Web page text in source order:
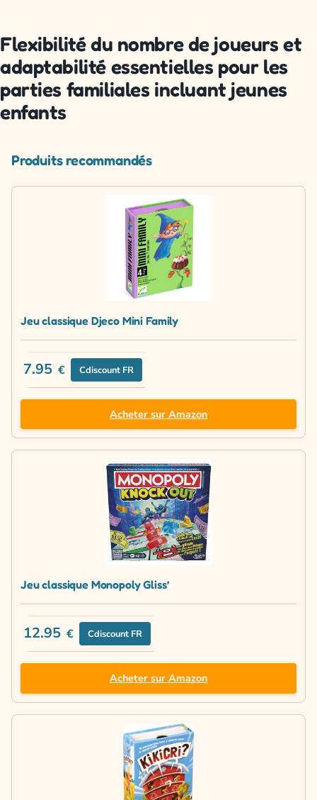
Flexibilité du nombre de joueurs et
adaptabilité essentielles pour les
parties familiales incluant jeunes
enfants
Produits recommandés
Jeu classique Djeco Mini Family
7.95 € Cdiscount FR
Acheter sur Amazon
Jeu classique Monopoly Gliss’
12.95 € Cdiscount FR
Acheter sur Amazon